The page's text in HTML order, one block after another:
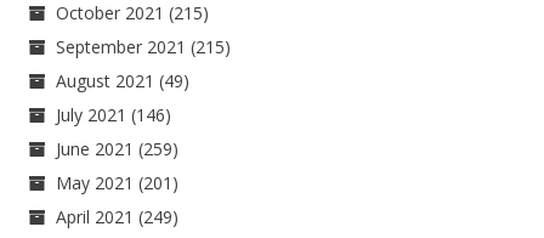
October 2021 (215)
September 2021 (215)
August 2021 (49)
July 2021 (146)
June 2021 (259)
May 2021 (201)
April 2021 (249)